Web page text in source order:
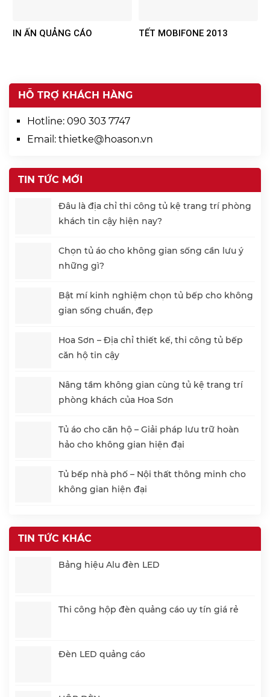
IN ẤN QUẢNG CÁO TẾT MOBIFONE 2013
HỖ TRỢ KHÁCH HÀNG
Hotline: 090 303 7747
Email: thietke@hoason.vn
TIN TỨC MỚI
Đâu là địa chỉ thi công tủ kệ trang trí phòng
khách tin cậy hiện nay?
Chọn tủ áo cho không gian sống cần lưu ý
những gì?
Bật mí kinh nghiệm chọn tủ bếp cho không
gian sống chuẩn, đẹp
Hoa Sơn – Địa chỉ thiết kế, thi công tủ bếp
căn hộ tin cậy
Nâng tầm không gian cùng tủ kệ trang trí
phòng khách của Hoa Sơn
Tủ áo cho căn hộ – Giải pháp lưu trữ hoàn
hảo cho không gian hiện đại
Tủ bếp nhà phố – Nội thất thông minh cho
không gian hiện đại
TIN TỨC KHÁC
Bảng hiệu Alu đèn LED
Thi công hộp đèn quảng cáo uy tín giá rẻ
Đèn LED quảng cáo